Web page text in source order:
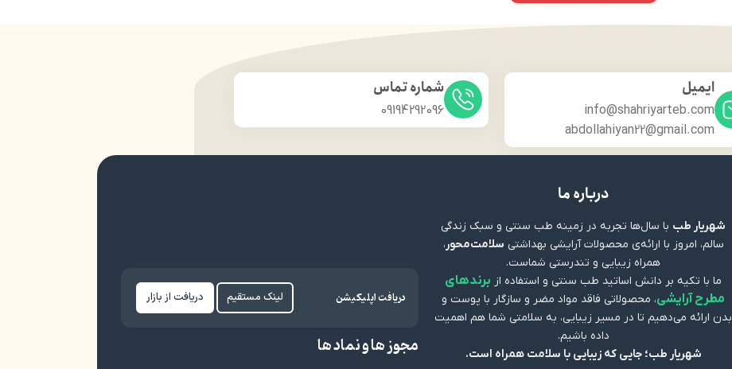
ایمیل
info@shahriyarteb.com
abdollahiyan22@gmail.com
شماره تماس
09194292096
درباره ما
شهریار طب با سال‌ها تجربه در زمینه طب سنتی و سبک زندگی
سالم، امروز با ارائه‌ی محصولات آرایشی بهداشتی سلامت‌محور ،
همراه زیبایی و تندرستی شماست.
ما با تکیه بر دانش اساتید طب سنتی و استفاده از برندهای
مطرح آرایشی، محصولاتی فاقد مواد مضر و سازگار با پوست و
بدن ارائه می‌دهیم تا در مسیر زیبایی، به سلامتی شما هم اهمیت
داده باشیم.
شهریار طب؛ جایی که زیبایی با سلامت همراه است.
دریافت اپلیکیشن لینک مستقیم دریافت از بازار
مجوز ها و نماد ها